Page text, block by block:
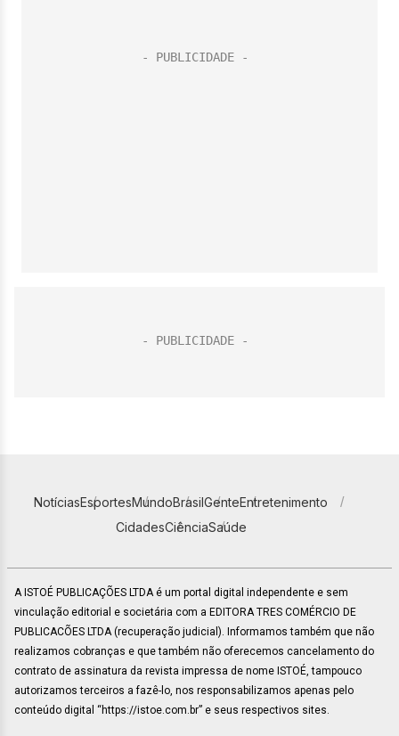
NotíciasEsportesMundoBrasilGenteEntretenimento
CidadesCiênciaSaúde
A ISTOÉ PUBLICAÇÕES LTDA é um portal digital independente e sem
vinculação editorial e societária com a EDITORA TRES COMÉRCIO DE
PUBLICACÕES LTDA (recuperação judicial). Informamos também que não
realizamos cobranças e que também não oferecemos cancelamento do
contrato de assinatura da revista impressa de nome ISTOÉ, tampouco
autorizamos terceiros a fazê-lo, nos responsabilizamos apenas pelo
conteúdo digital “https://istoe.com.br” e seus respectivos sites.